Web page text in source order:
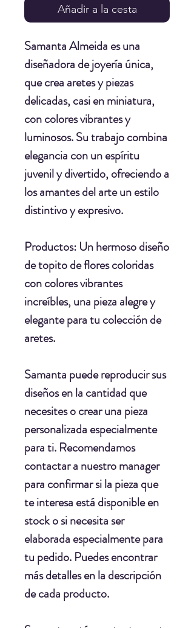
Añadir a la cesta
Samanta Almeida es una
diseñadora de joyería única,
que crea aretes y piezas
delicadas, casi en miniatura,
con colores vibrantes y
luminosos. Su trabajo combina
elegancia con un espíritu
juvenil y divertido, ofreciendo a
los amantes del arte un estilo
distintivo y expresivo.
Productos: Un hermoso diseño
de topito de flores coloridas
con colores vibrantes
increíbles, una pieza alegre y
elegante para tu colección de
aretes.
Samanta puede reproducir sus
diseños en la cantidad que
necesites o crear una pieza
personalizada especialmente
para ti. Recomendamos
contactar a nuestro manager
para confirmar si la pieza que
te interesa está disponible en
stock o si necesita ser
elaborada especialmente para
tu pedido. Puedes encontrar
más detalles en la descripción
de cada producto.